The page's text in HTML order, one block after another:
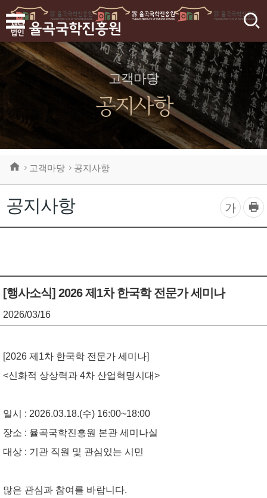
검
고객마당
공지사항
공지사항
고객마당 공지사항
글
자
조
가
프
린
트
[행사소식] 2026 제1차 한국학 전문가 세미나
2026/03/16
[2026 제1차 한국학 전문가 세미나]
<신화적 상상력과 4차 산업혁명시대>
일시 : 2026.03.18.(수) 16:00~18:00
장소 : 율곡국학진흥원 본관 세미나실
대상 : 기관 직원 및 관심있는 시민
많은 관심과 참여를 바랍니다.